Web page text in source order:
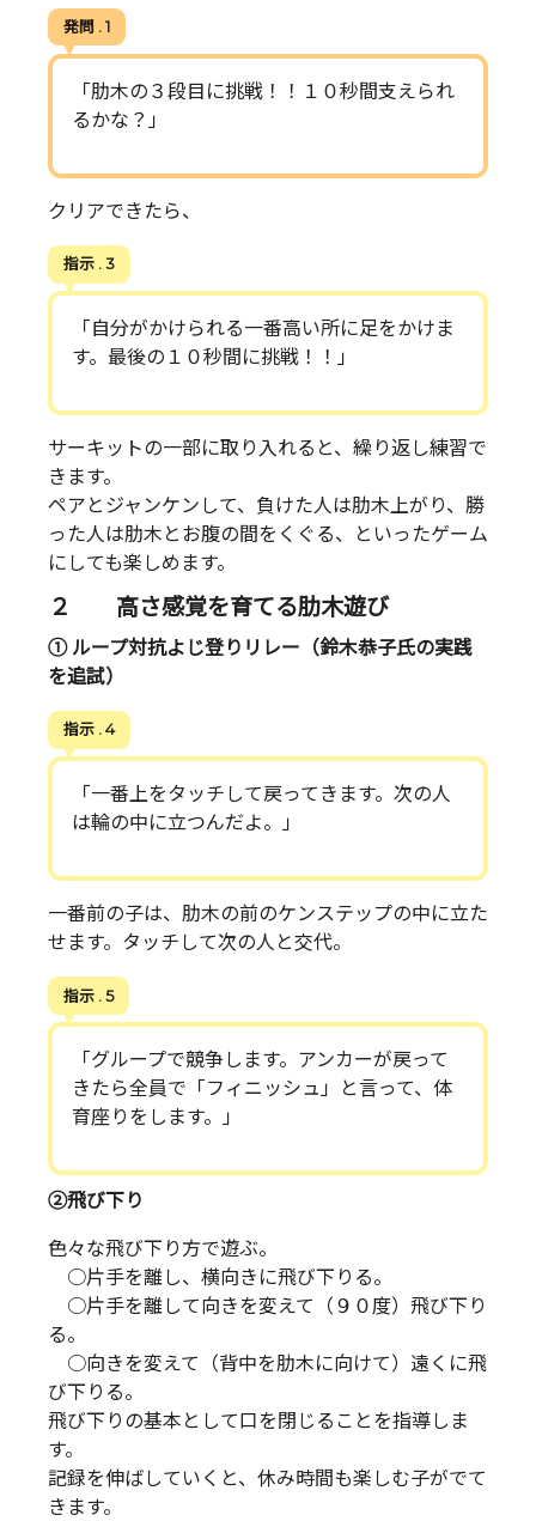
発問 . 1
「肋木の３段目に挑戦！！１０秒間支えられ
るかな？」
クリアできたら、
指示 . 3
「自分がかけられる一番高い所に足をかけま
す。最後の１０秒間に挑戦！！」
サーキットの一部に取り入れると、繰り返し練習で
きます。
ペアとジャンケンして、負けた人は肋木上がり、勝
った人は肋木とお腹の間をくぐる、といったゲーム
にしても楽しめます。
２ 高さ感覚を育てる肋木遊び
① ループ対抗よじ登りリレー（鈴木恭子氏の実践
を追試）
指示 . 4
「一番上をタッチして戻ってきます。次の人
は輪の中に立つんだよ。」
一番前の子は、肋木の前のケンステップの中に立た
せます。タッチして次の人と交代。
指示 . 5
「グループで競争します。アンカーが戻って
きたら全員で「フィニッシュ」と言って、体
育座りをします。」
②飛び下り
色々な飛び下り方で遊ぶ。
○片手を離し、横向きに飛び下りる。
○片手を離して向きを変えて（９０度）飛び下り
る。
○向きを変えて（背中を肋木に向けて）遠くに飛
び下りる。
飛び下りの基本として口を閉じることを指導しま
す。
記録を伸ばしていくと、休み時間も楽しむ子がでて
きます。